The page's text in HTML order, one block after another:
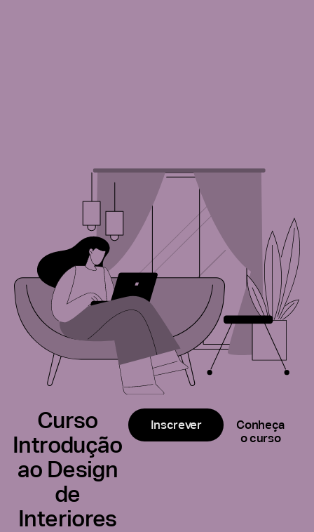
Curso
Introdução
ao Design
de
Interiores
Inscrever
Conheça
o curso